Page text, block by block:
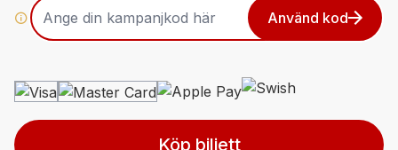
Använd kod
Köp biljett